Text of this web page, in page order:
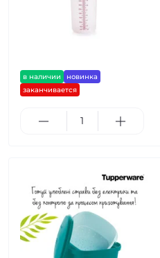
в наличии
новинка
заканчивается